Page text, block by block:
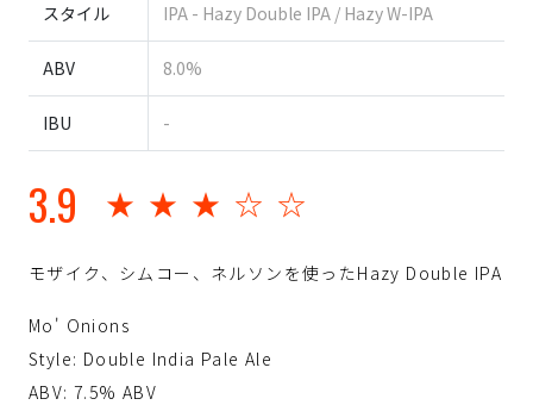
スタイル IPA - Hazy Double IPA / Hazy W-IPA
ABV 8.0%
IBU -
3.9 ★★★☆☆
モザイク、シムコー、ネルソンを使ったHazy Double IPA
Mo' Onions
Style: Double India Pale Ale
ABV: 7.5% ABV